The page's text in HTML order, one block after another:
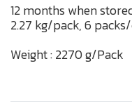
12 months when
2.27 kg/pack, 6
Weight : 2270 g/Pack